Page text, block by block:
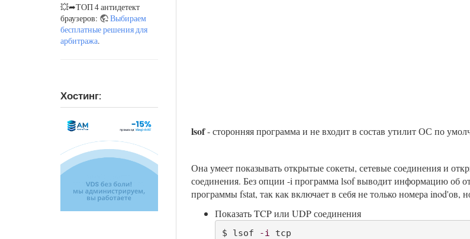
💥➦ТОП 4 антидетект
браузеров:
Выбираем
бесплатные решения для
арбитража.
Хостинг:
lsof- сторонняя программа и не входит в состав утилит ОС по
Она умеет показывать открытые сокеты, сетевые соединения и
соединения. Без опции -i программа lsof выводит информацию об
программы fstat, так как включает в себя не только номера inod'ов,
Показать TCP или UDP соединения
$ lsof -i
tcp